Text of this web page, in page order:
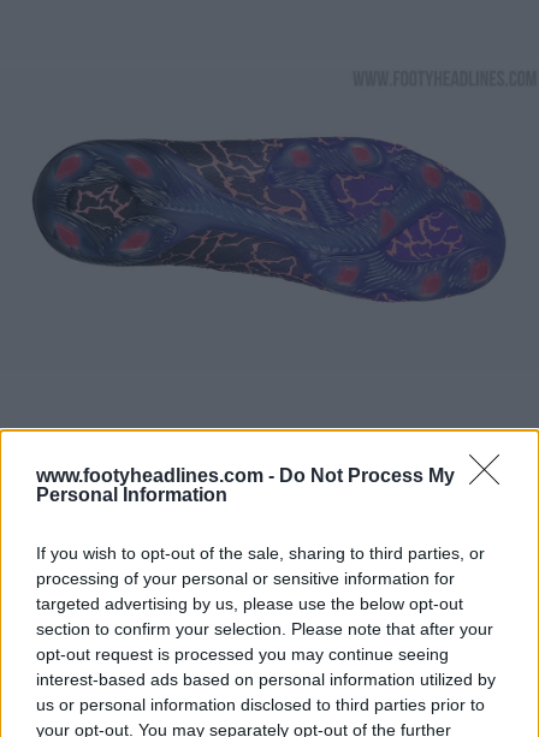
www.footyheadlines.com - Do Not Process My
Personal Information
If you wish to opt-out of the sale, sharing to third parties, or
processing of your personal or sensitive information for
targeted advertising by us, please use the below opt-out
section to confirm your selection. Please note that after your
opt-out request is processed you may continue seeing
interest-based ads based on personal information utilized by
us or personal information disclosed to third parties prior to
your opt-out. You may separately opt-out of the further